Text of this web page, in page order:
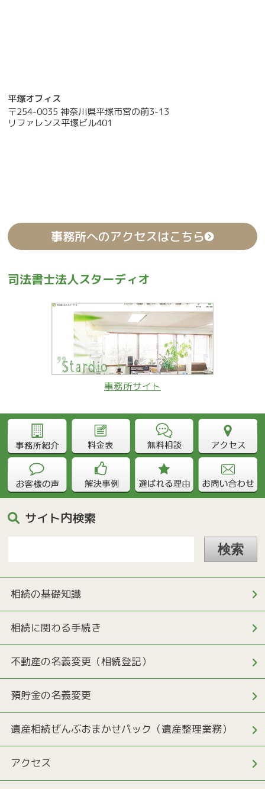
事務所へのアクセスはこちら
司法書士法人スターディオ
平塚オフィス
〒254-0035 神奈川県平塚市宮の前3-13
リファレンス平塚ビル401
事務所サイト
サイト内検索
相続の基礎知識
相続に関わる手続き
不動産の名義変更（相続登記）
預貯金の名義変更
遺産相続ぜんぶおまかせパック（遺産整理業務）
アクセス